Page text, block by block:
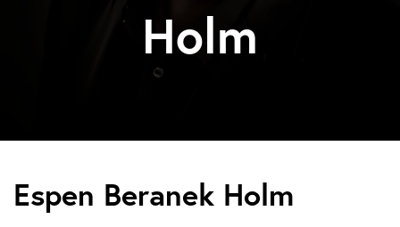
Holm
E
Espen Beranek Holm